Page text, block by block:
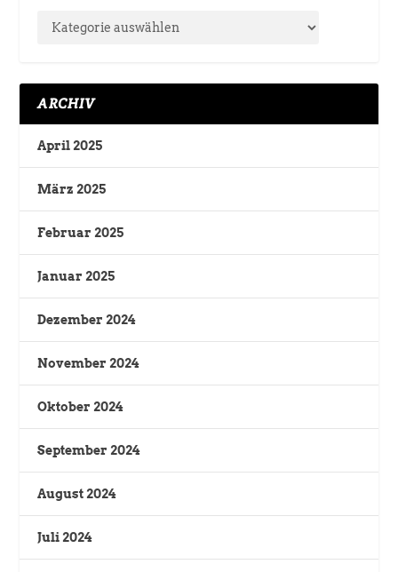
ARCHIV
April 2025
März 2025
Februar 2025
Januar 2025
Dezember 2024
November 2024
Oktober 2024
September 2024
August 2024
Juli 2024